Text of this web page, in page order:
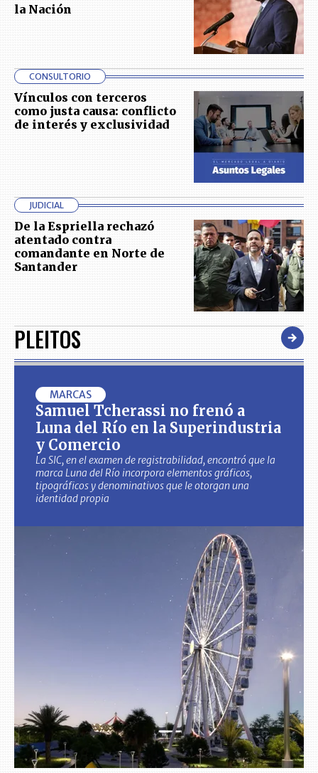
la Nación
CONSULTORIO
Vínculos con terceros
como justa causa: conflicto
de interés y exclusividad
JUDICIAL
De la Espriella rechazó
atentado contra
comandante en Norte de
Santander
PLEITOS
MARCAS
Samuel Tcherassi no frenó a
Luna del Río en la Superindustria
y Comercio
La SIC, en el examen de registrabilidad, encontró que la
marca Luna del Río incorpora elementos gráficos,
tipográficos y denominativos que le otorgan una
identidad propia